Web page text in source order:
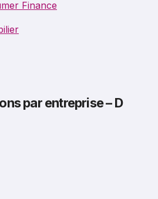
Finance
par entreprise – D